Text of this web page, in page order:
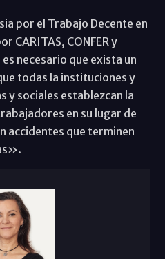
por el Trabajo Decente en
CARITAS, CONFER y
necesario que exista un
todas la instituciones y
y sociales establezcan la
en su lugar de
accidentes que terminen